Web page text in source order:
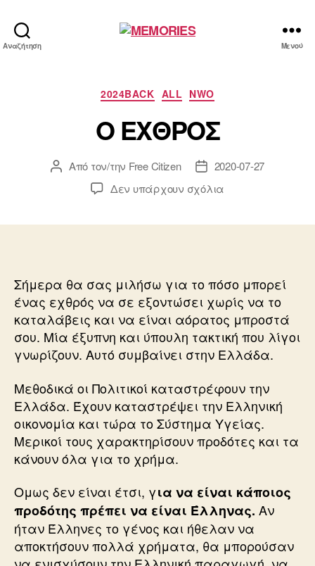
Αναζήτηση Μενού
Κατηγορίες
2024BACK ALL NWO
Ο ΕΧΘΡΟΣ
Συντάκτης
άρθρου
Από τον/την Free Citizen
Ημ.
δημοσίευσης
2020-07-27
Δεν υπάρχουν σχόλια
Σήμερα θα σας μιλήσω για το πόσο μπορεί
ένας εχθρός να σε εξοντώσει χωρίς να το
καταλάβεις και να είναι αόρατος μπροστά
σου. Μία έξυπνη και ύπουλη τακτική που λίγοι
γνωρίζουν. Αυτό συμβαίνει στην Ελλάδα.
Μεθοδικά οι Πολιτικοί καταστρέφουν την
Ελλάδα. Έχουν καταστρέψει την Ελληνική
οικονομία και τώρα το Σύστημα Υγείας.
Μερικοί τους χαρακτηρίσουν προδότες και τα
κάνουν όλα για το χρήμα.
Ομως δεν είναι έτσι, για να είναι κάποιος
προδότης πρέπει να είναι Έλληνας. Αν
ήταν Έλληνες το γένος και ήθελαν να
αποκτήσουν πολλά χρήματα, θα μπορούσαν